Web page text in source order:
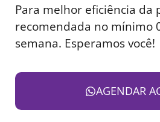
Para melhor eficiência da
recomendada no mínimo
semana. Esperamos você!
AGENDAR